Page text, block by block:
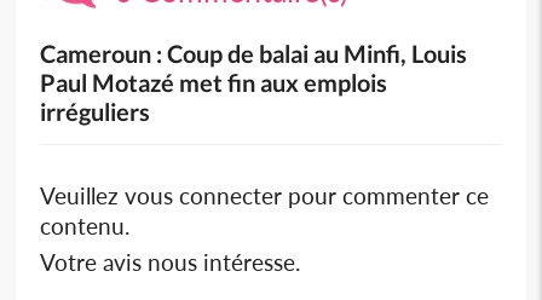
Cameroun : Coup de balai au Minfi, Louis
Paul Motazé met fin aux emplois
irréguliers
Veuillez vous connecter pour commenter ce
contenu.
Votre avis nous intéresse.